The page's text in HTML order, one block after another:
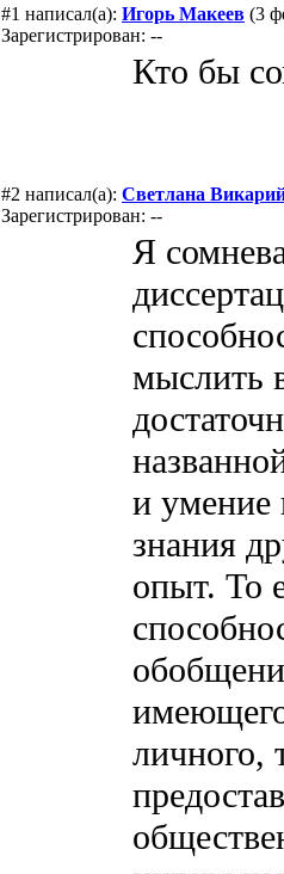
#1 написал(а): Игорь Макеев (3
Зарегистрирован: --
Кто бы
#2 написал(а): Светлана
Зарегистрирован: --
Я
мыслить
и умение
знания
опыт. То
личного,